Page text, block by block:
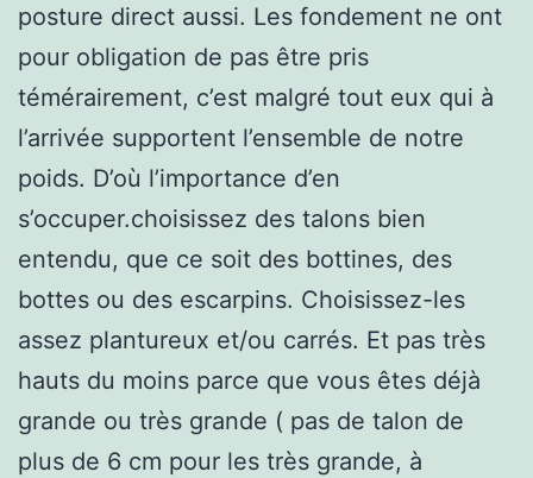
posture direct aussi. Les fondement ne ont
pour obligation de pas être pris
témérairement, c’est malgré tout eux qui à
l’arrivée supportent l’ensemble de notre
poids. D’où l’importance d’en
s’occuper.choisissez des talons bien
entendu, que ce soit des bottines, des
bottes ou des escarpins. Choisissez-les
assez plantureux et/ou carrés. Et pas très
hauts du moins parce que vous êtes déjà
grande ou très grande ( pas de talon de
plus de 6 cm pour les très grande, à